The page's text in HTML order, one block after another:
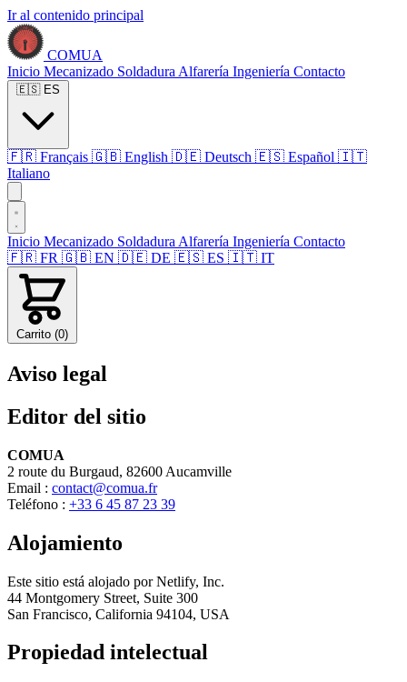
Ir al contenido principal
COMUA
Inicio Mecanizado Soldadura Alfarería Ingeniería Contacto
🇪🇸
🇫🇷 Français 🇬🇧 English 🇩🇪 Deutsch 🇪🇸 Español 🇮🇹
Italiano
Inicio Mecanizado Soldadura Alfarería Ingeniería Contacto
🇫🇷 FR 🇬🇧 EN 🇩🇪 DE 🇪🇸 ES 🇮🇹 IT
Carrito (0)
Aviso legal
Editor del sitio
COMUA
2 route du Burgaud, 82600 Aucamville
Email : contact@comua.fr
Teléfono : +33 6 45 87 23 39
Alojamiento
Este sitio está alojado por Netlify, Inc.
44 Montgomery Street, Suite 300
San Francisco, California 94104, USA
Propiedad intelectual